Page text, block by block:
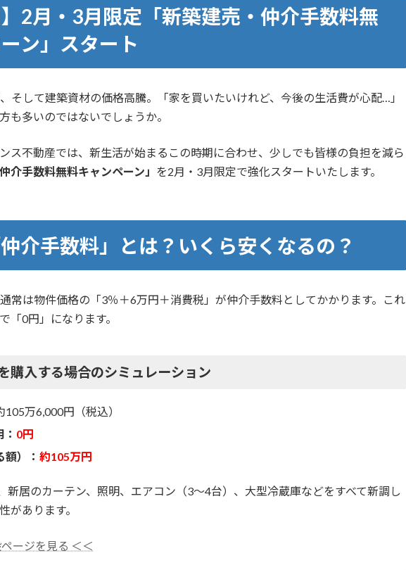
】2月・3月限定「新築建売・仲介手数料無
ン」スタート
そして建築資材の価格高騰。「家を買いたいけれど、今後の生活費が心配…」
も多いのではないでしょうか。
ス不動産では、新生活が始まるこの時期に合わせ、少しでも皆様の負担を減ら
介手数料無料キャンペーン」 を2月・3月限定で強化スタートいたします。
介手数料」とは？いくら安くなるの？
常は物件価格の「3％＋6万円＋消費税」が仲介手数料としてかかります。これ
「0円」になります。
購入する場合のシミュレーション
105万6,000円（税込）
0円
）： 約105万円
新居のカーテン、照明、エアコン（3〜4台）、大型冷蔵庫などをすべて新調し
があります。
ージを見る ＜＜